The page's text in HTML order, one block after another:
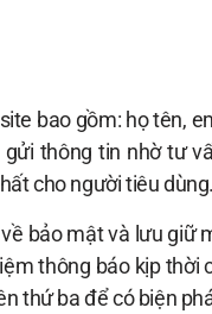
bao gồm: họ tên,
thông tin nhờ tư
cho người tiêu
bảo mật và lưu
thông báo kịp
thứ ba để có biện